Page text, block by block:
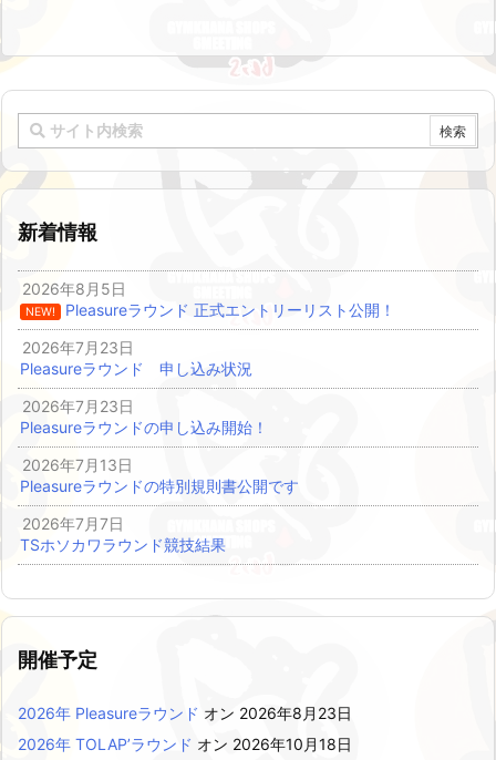
新着情報
2026年8月5日
NEW!
Pleasureラウンド 正式エントリーリスト公開！
2026年7月23日
Pleasureラウンド 申し込み状況
2026年7月23日
Pleasureラウンドの申し込み開始！
2026年7月13日
Pleasureラウンドの特別規則書公開です
2026年7月7日
TSホソカワラウンド競技結果
開催予定
2026年 Pleasureラウンド オン 2026年8月23日
2026年 TOLAP’ラウンド オン 2026年10月18日